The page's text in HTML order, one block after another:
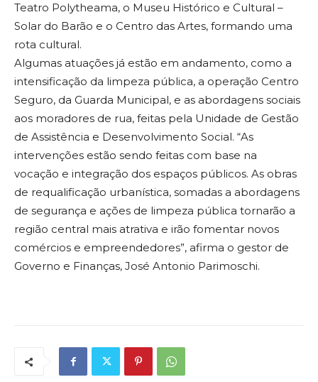
Teatro Polytheama, o Museu Histórico e Cultural –
Solar do Barão e o Centro das Artes, formando uma
rota cultural.
Algumas atuações já estão em andamento, como a
intensificação da limpeza pública, a operação Centro
Seguro, da Guarda Municipal, e as abordagens sociais
aos moradores de rua, feitas pela Unidade de Gestão
de Assistência e Desenvolvimento Social. “As
intervenções estão sendo feitas com base na
vocação e integração dos espaços públicos. As obras
de requalificação urbanística, somadas a abordagens
de segurança e ações de limpeza pública tornarão a
região central mais atrativa e irão fomentar novos
comércios e empreendedores”, afirma o gestor de
Governo e Finanças, José Antonio Parimoschi.